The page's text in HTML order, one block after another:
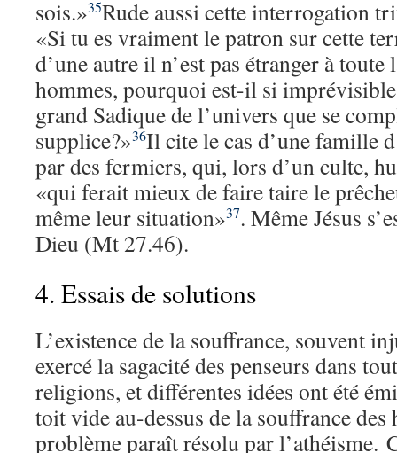
sois.»35Rude aussi cette interrogation
«Si tu es vraiment le patron sur cette
d’une autre il n’est pas étranger à toute
hommes, pourquoi est-il si
grand Sadique de l’univers que se
supplice?»36Il cite le cas d’une famille
par des fermiers, qui, lors d’un culte,
«qui ferait mieux de faire taire le
même leur situation»37. Même Jésus
Dieu (Mt 27.46).
4. Essais de solutions
L’existence de la souffrance, souvent
exercé la sagacité des penseurs dans
religions, et différentes idées ont été
toit vide au-dessus de la souffrance des
problème paraît résolu par l’athéisme.